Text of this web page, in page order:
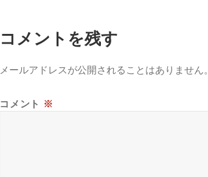
コメントを残す
メールアドレスが公開されることはありません。
コメント ※